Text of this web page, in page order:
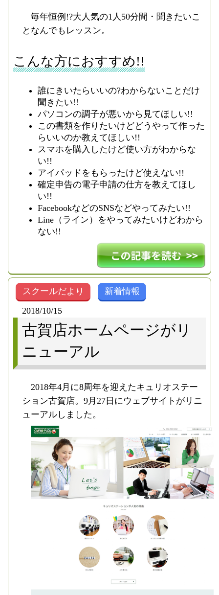
毎年恒例!?大人気の1人50分間・聞きたいこ
となんでもレッスン。
こんな方におすすめ!!
誰にきいたらいいの?わからないことだけ
聞きたい!!
パソコンの調子が悪いから見てほしい!!
この書類を作りたいけどどうやって作った
らいいのか教えてほしい!!
スマホを購入したけど使い方がわからな
い!!
アイパッドをもらったけど使えない!!
確定申告の電子申請の仕方を教えてほし
い!!
FacebookなどのSNSなどやってみたい!!
Line（ライン）をやってみたいけどわから
ない!!
スクールだより
新着情報
2018/10/15
古賀店ホームページがリ
ニューアル
2018年4月に8周年を迎えたキュリオステー
ション古賀店。9月27日にウェブサイトがリニ
ューアルしました。